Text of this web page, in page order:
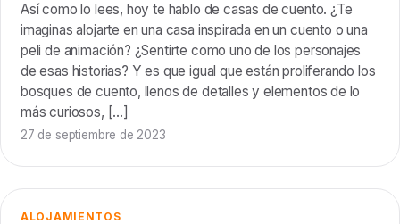
Así como lo lees, hoy te hablo de casas de cuento. ¿Te
imaginas alojarte en una casa inspirada en un cuento o una
peli de animación? ¿Sentirte como uno de los personajes
de esas historias? Y es que igual que están proliferando los
bosques de cuento, llenos de detalles y elementos de lo
más curiosos, […]
27 de septiembre de 2023
ALOJAMIENTOS